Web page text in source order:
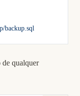
backup.sql
de qualquer